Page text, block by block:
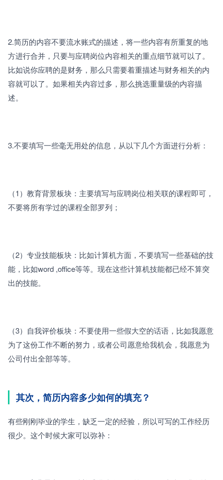
2.简历的内容不要流水账式的描述，将一些内容有所重复的地
方进行合并，只要与应聘岗位内容相关的重点细节就可以了。
比如说你应聘的是财务，那么只需要着重描述与财务相关的内
容就可以了。如果相关内容过多，那么挑选重量级的内容描
述。
3.不要填写一些毫无用处的信息，从以下几个方面进行分析：
（1） 教育背景板块：主要填写与应聘岗位相关联的课程即可，
不要将所有学过的课程全部罗列；
（2） 专业技能板块：比如计算机方面，不要填写一些基础的技
能，比如word ,office等等。现在这些计算机技能都已经不算突
出的技能。
（3） 自我评价板块：不要使用一些假大空的话语，比如我愿意
为了这份工作不断的努力，或者公司愿意给我机会，我愿意为
公司付出全部等等。
其次，简历内容多少如何的填充？
有些刚刚毕业的学生，缺乏一定的经验，所以可写的工作经历
很少。这个时候大家可以弥补：